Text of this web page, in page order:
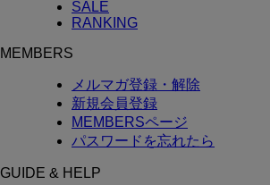
SALE
RANKING
MEMBERS
メルマガ登録・解除
新規会員登録
MEMBERSページ
パスワードを忘れたら
GUIDE & HELP